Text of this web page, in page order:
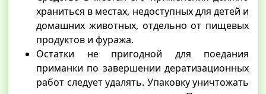
храниться в местах, недоступных для детей и
домашних животных, отдельно от пищевых
продуктов и фуража.
Остатки не пригодной для поедания
приманки по завершении дератизационных
работ следует удалять. Упаковку уничтожать